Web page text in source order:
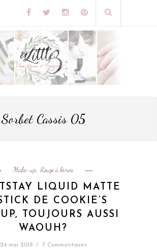
Sorbet Cassis 05
Make-up, Rouge à lèvres
LIQUID MATTE
DE COOKIE’S
TOUJOURS AUSSI
WAOUH?
24 mai 2018 / 7 Commentaires